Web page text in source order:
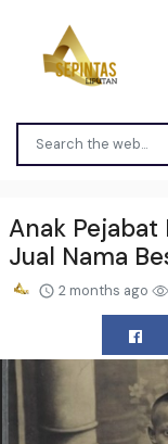
Anak Pejabat
Jual Nama
2 months ago